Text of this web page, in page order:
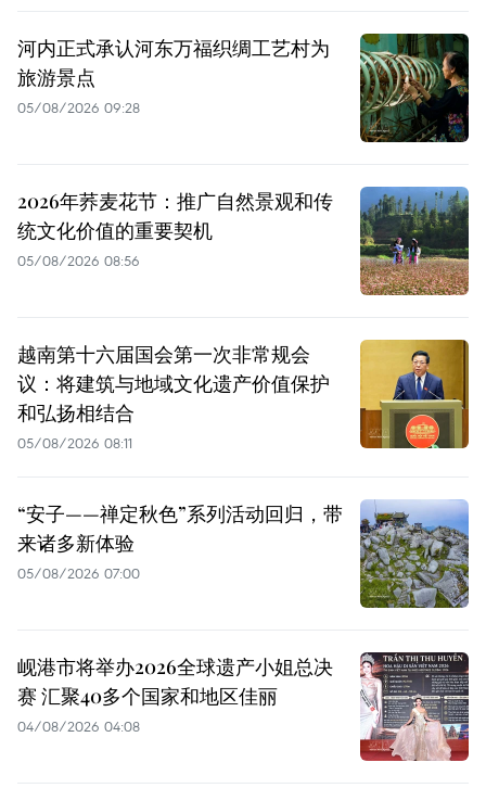
河内正式承认河东万福织绸工艺村为
旅游景点
05/08/2026 09:28
2026年荞麦花节：推广自然景观和传
统文化价值的重要契机
05/08/2026 08:56
越南第十六届国会第一次非常规会
议：将建筑与地域文化遗产价值保护
和弘扬相结合
05/08/2026 08:11
“安子——禅定秋色”系列活动回归，带
来诸多新体验
05/08/2026 07:00
岘港市将举办2026全球遗产小姐总决
赛 汇聚40多个国家和地区佳丽
04/08/2026 04:08